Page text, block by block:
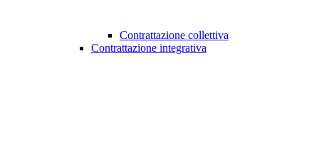
Contrattazione collettiva
Contrattazione integrativa